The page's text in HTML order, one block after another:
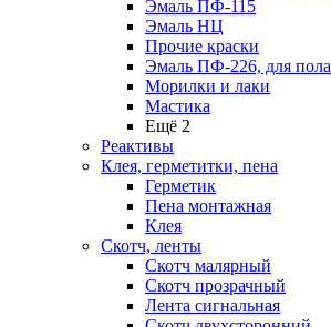
Эмаль ПФ-115
Эмаль НЦ
Прочие краски
Эмаль ПФ-226, для пола
Морилки и лаки
Мастика
Ещё 2
Реактивы
Клея, герметитки, пена
Герметик
Пена монтажная
Клея
Скотч, ленты
Скотч малярный
Скотч прозрачный
Лента сигнальная